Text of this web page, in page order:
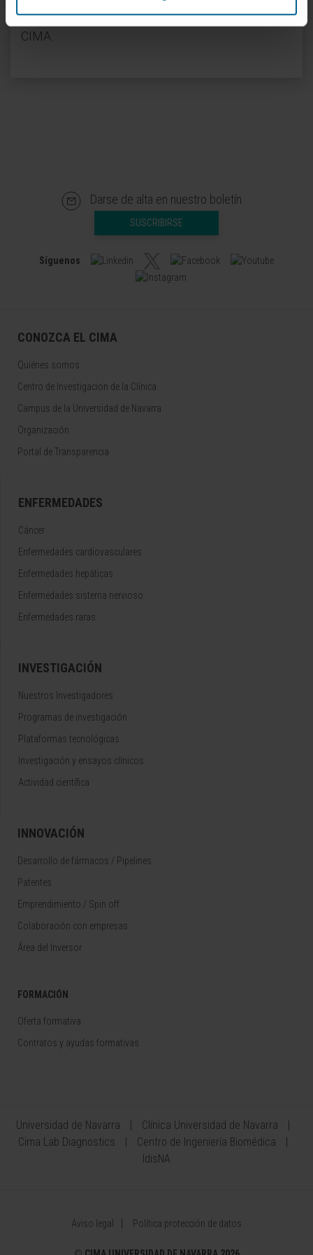
investigador principal de esta enfermedad en el
CIMA.
Darse de alta en nuestro boletín
SUSCRIBIRSE
Síguenos
CONOZCA EL CIMA
Quiénes somos
Centro de Investigacion de la Clínica
Campus de la Universidad de Navarra
Organización
Portal de Transparencia
ENFERMEDADES
Cáncer
Enfermedades cardiovasculares
Enfermedades hepáticas
Enfermedades sistema nervioso
Enfermedades raras
INVESTIGACIÓN
Nuestros Investigadores
Programas de investigación
Plataformas tecnológicas
Investigación y ensayos clínicos
Actividad científica
INNOVACIÓN
Desarrollo de fármacos / Pipelines
Patentes
Emprendimiento / Spin off
Colaboración con empresas
Área del Inversor
FORMACIÓN
Oferta formativa
Contratos y ayudas formativas
Universidad de Navarra
Clínica Universidad de Navarra
Cima Lab Diagnostics
Centro de Ingeniería Biomédica
IdisNA
Aviso legal Política protección de datos